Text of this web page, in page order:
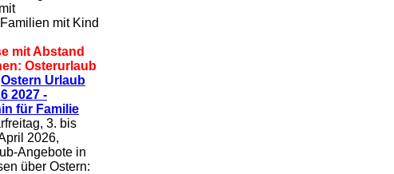
mit Kind
mit Abstand
Osterurlaub
Ostern Urlaub
2027 -
für Familie
3. bis
2026,
Angebote in
über Ostern: